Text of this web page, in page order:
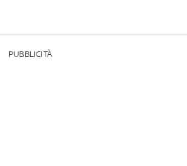
PUBBLICITÀ